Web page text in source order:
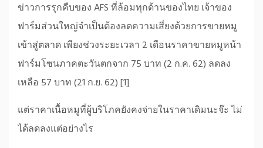
ข่าวการรุกคืบของ AFS ที่ล้อมทุกด้านของไทย เจ้าของ
ฟาร์มส่วนใหญ่จำเป็นต้องลดความเสี่ยงด้วยการขายหมู
เข้าสู่ตลาด เพียงช่วงระยะเวลา 2 เดือนราคาขายหมูหน้า
ฟาร์มโซนภาคตะวันตกจาก 75 บาท (2 ก.ค. 62) ลดลง
เหลือ 57 บาท (21 ก.ย. 62) [1]
แต่ราคาเนื้อหมูที่ผู้บริโภคยังคงจ่ายในราคาเดิมนะจ๊ะ ไม่
ได้ลดลงแต่อย่างไร